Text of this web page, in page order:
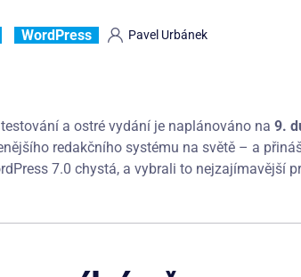
WordPress Pavel Urbánek
a ostré vydání je naplánováno na 9.
redakčního systému na světě – a
7.0 chystá, a vybrali to nejzajímavější